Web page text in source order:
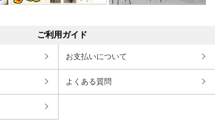
ご利用ガイド
お支払いについて
よくある質問